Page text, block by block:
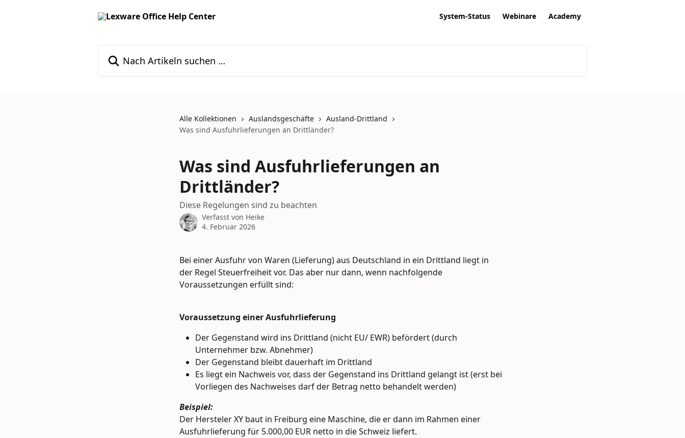
System-Status Webinare Academy
Alle Kollektionen Auslandsgeschäfte
Ausland-Drittland
Was sind Ausfuhrlieferungen an Drittländer?
Was sind Ausfuhrlieferungen an
Drittländer?
Diese Regelungen sind zu beachten
Verfasst von Heike
4. Februar 2026
Bei einer Ausfuhr von Waren (Lieferung) aus Deutschland in ein Drittland liegt in
der Regel Steuerfreiheit vor. Das aber nur dann, wenn nachfolgende
Voraussetzungen erfüllt sind:
Voraussetzung einer Ausfuhrlieferung
Der Gegenstand wird ins Drittland (nicht EU/ EWR) befördert (durch
Unternehmer bzw. Abnehmer)
Der Gegenstand bleibt dauerhaft im Drittland
Es liegt ein Nachweis vor, dass der Gegenstand ins Drittland gelangt ist (erst bei
Vorliegen des Nachweises darf der Betrag netto behandelt werden)
Beispiel:
Der Hersteler XY baut in Freiburg eine Maschine, die er dann im Rahmen einer
Ausfuhrlieferung für 5.000,00 EUR netto in die Schweiz liefert.